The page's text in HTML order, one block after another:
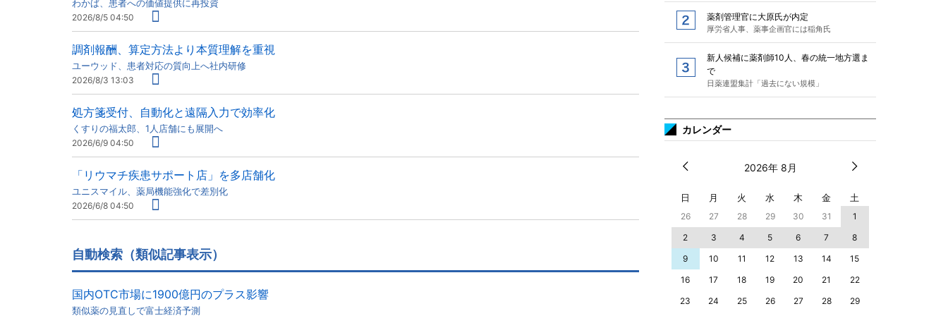
わかば、患者への価値提供に再投資
2026/8/5 04:50
調剤報酬、算定方法より本質理解を重視
ユーウッド、患者対応の質向上へ社内研修
2026/8/3 13:03
処方箋受付、自動化と遠隔入力で効率化
くすりの福太郎、1人店舗にも展開へ
2026/6/9 04:50
「リウマチ疾患サポート店」を多店舗化
ユニスマイル、薬局機能強化で差別化
2026/6/8 04:50
自動検索（類似記事表示）
国内OTC市場に1900億円のプラス影響
類似薬の見直しで富士経済予測
薬剤管理官に大原氏が内定
厚労省人事、薬事企画官には稲角氏
新人候補に薬剤師10人、春の統一地方選ま
で
日薬連盟集計「過去にない規模」
カレンダー
2026年 8月
日 月 火 水 木 金 土
26 27 28 29 30 31
1
2
3 4 5 6 7
8
9
10 11 12 13 14
15
16
17 18 19 20 21
22
23
24 25 26 27 28
29